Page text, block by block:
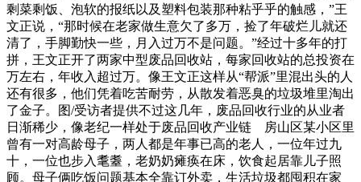
剩菜剩饭、泡软的报纸以及塑料包装那种粘乎乎的触感，”王
文正说，“那时候在老家做生意欠了多万，捡了年破烂儿就还
清了，手脚勤快一些，月入过万不是问题。”经过十多年的打
拼，王文正开了两家中型废品回收站，每家回收站的总投资在
万左右，年收入超过万。像王文正这样从“帮派”里混出头的人
还有很多，他们凭着吃苦耐劳，从散发着恶臭的垃圾堆里淘出
了金子。图/受访者提供不过这几年，废品回收行业的从业者
日渐稀少，像老纪一样处于废品回收产业链 房山区某小区里
曾有一对高龄母子，两人都是年事已高的老人，一位年过九
十，一位也步入耄耋，老奶奶瘫痪在床，饮食起居靠儿子照
顾。母子俩吃饭问题基本全靠订外卖，生活垃圾都囤积在家